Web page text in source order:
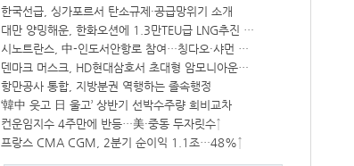
한국선급, 싱가포르서 탄소규제·공급망위기 소개
대만 양밍해운, 한화오션에 1.3만TEU급 LNG추진 컨선 6척 발주
시노트란스, 中-인도서안항로 참여…칭다오·샤먼 직항
덴마크 머스크, HD현대삼호서 초대형 암모니아운반선 인도받아
항만공사 통합, 지방분권 역행하는 졸속행정
‘韓中 웃고 日 울고’ 상반기 선박수주량 희비교차
컨운임지수 4주만에 반등…美·중동 두자릿수↑
프랑스 CMA CGM, 2분기 순이익 1.1조…48%↑